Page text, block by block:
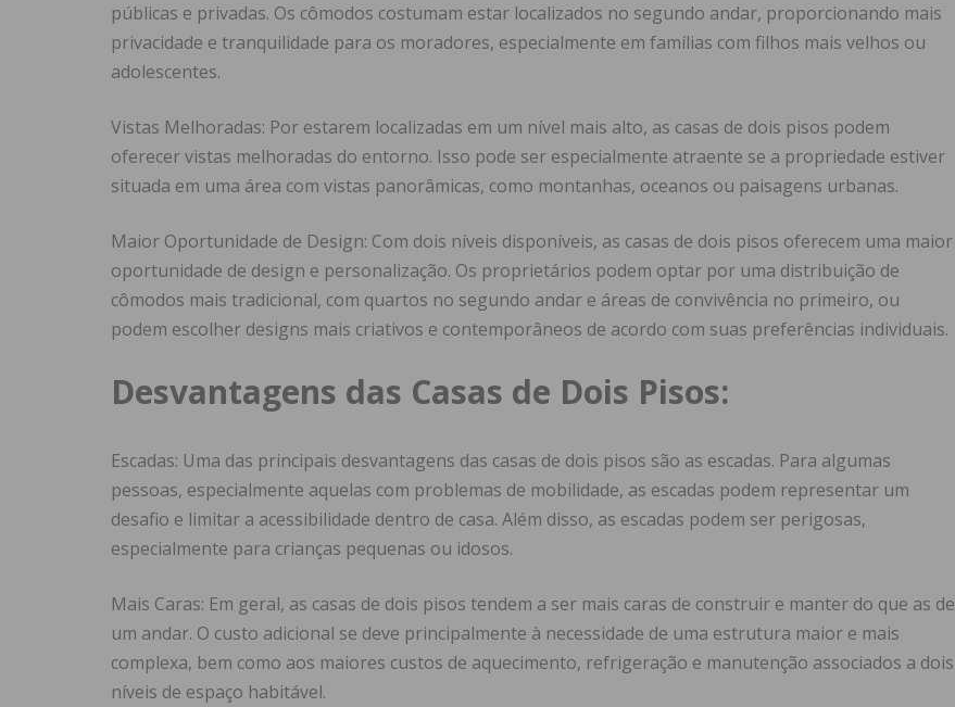
públicas e privadas. Os cômodos costumam estar localizados no segundo andar, proporcionando mais
privacidade e tranquilidade para os moradores, especialmente em famílias com filhos mais velhos ou
adolescentes.
Vistas Melhoradas: Por estarem localizadas em um nível mais alto, as casas de dois pisos podem
oferecer vistas melhoradas do entorno. Isso pode ser especialmente atraente se a propriedade estiver
situada em uma área com vistas panorâmicas, como montanhas, oceanos ou paisagens urbanas.
Maior Oportunidade de Design: Com dois níveis disponíveis, as casas de dois pisos oferecem uma maior
oportunidade de design e personalização. Os proprietários podem optar por uma distribuição de
cômodos mais tradicional, com quartos no segundo andar e áreas de convivência no primeiro, ou
podem escolher designs mais criativos e contemporâneos de acordo com suas preferências individuais.
Desvantagens das Casas de Dois Pisos:
Escadas: Uma das principais desvantagens das casas de dois pisos são as escadas. Para algumas
pessoas, especialmente aquelas com problemas de mobilidade, as escadas podem representar um
desafio e limitar a acessibilidade dentro de casa. Além disso, as escadas podem ser perigosas,
especialmente para crianças pequenas ou idosos.
Mais Caras: Em geral, as casas de dois pisos tendem a ser mais caras de construir e manter do que as de
um andar. O custo adicional se deve principalmente à necessidade de uma estrutura maior e mais
complexa, bem como aos maiores custos de aquecimento, refrigeração e manutenção associados a dois
níveis de espaço habitável.